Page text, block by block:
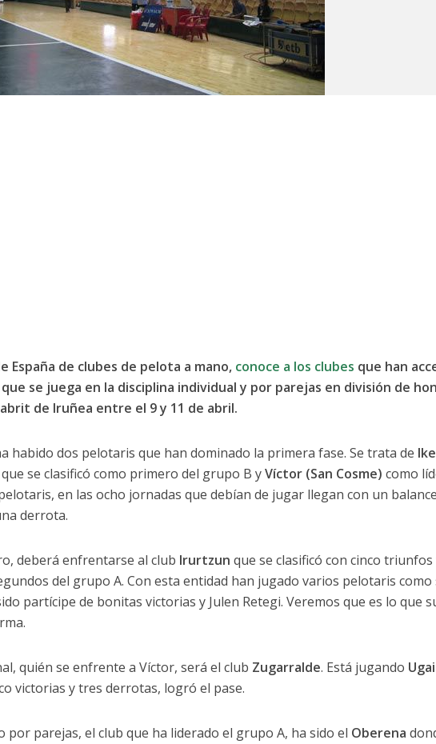
España de clubes de pelota a mano, conoce a los clubes que han
se juega en la disciplina individual y por parejas en división de
de Iruñea entre el 9 y 11 de abril.
habido dos pelotaris que han dominado la primera fase. Se trata de
que se clasificó como primero del grupo B yVíctor (San Cosme) como
en las ocho jornadas que debían de jugar llegan con un
derrota.
deberá enfrentarse al club Irurtzun que se clasificó con cinco
del grupo A. Con esta entidad han jugado varios pelotaris como
partícipe de bonitas victorias y Julen Retegi. Veremos que es lo que
quién se enfrente a Víctor, será el club Zugarralde. Está jugando
victorias y tres derrotas, logró el pase.
por parejas, el club que ha liderado el grupo A, ha sido el Oberena